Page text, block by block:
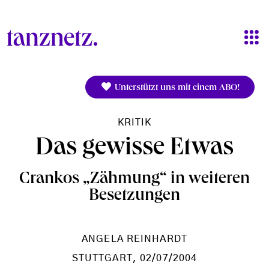
Unterstützt uns mit einem ABO!
KRITIK
Das gewisse Etwas
Crankos „Zähmung“ in weiteren
Besetzungen
ANGELA REINHARDT
STUTTGART
, 02/07/2004